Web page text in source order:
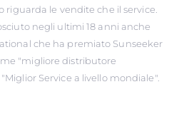
riguarda le vendite che il service.
negli ultimi 18 anni anche
che ha premiato Sunseeker
"migliore distributore
Service a livello mondiale".